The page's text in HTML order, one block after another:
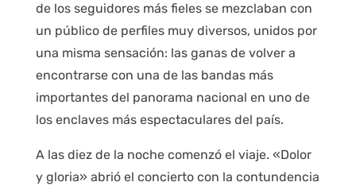
de los seguidores más fieles se mezclaban con
un público de perfiles muy diversos, unidos por
una misma sensación: las ganas de volver a
encontrarse con una de las bandas más
importantes del panorama nacional en uno de
los enclaves más espectaculares del país.
A las diez de la noche comenzó el viaje. «Dolor
y gloria» abrió el concierto con la contundencia